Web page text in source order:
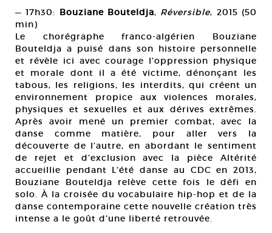
— 17h30: Bouziane Bouteldja, Réversible, 2015 (50
min)
Le chorégraphe franco-algérien Bouziane
Bouteldja a puisé dans son histoire personnelle
et révèle ici avec courage l’oppression physique
et morale dont il a été victime, dénonçant les
tabous, les religions, les interdits, qui créent un
environnement propice aux violences morales,
physiques et sexuelles et aux dérives extrêmes.
Après avoir mené un premier combat, avec la
danse comme matière, pour aller vers la
découverte de l’autre, en abordant le sentiment
de rejet et d’exclusion avec la pièce Altérité
accueillie pendant L’été danse au CDC en 2013,
Bouziane Bouteldja relève cette fois le défi en
solo. À la croisée du vocabulaire hip-hop et de la
danse contemporaine cette nouvelle création très
intense a le goût d’une liberté retrouvée.